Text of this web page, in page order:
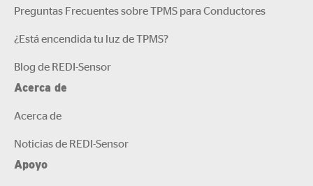
Preguntas Frecuentes sobre TPMS para Conductores
¿Está encendida tu luz de TPMS?
Blog de REDI-Sensor
Acerca de
Acerca de
Noticias de REDI-Sensor
Apoyo